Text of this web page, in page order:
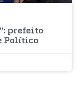
prefeito
Político